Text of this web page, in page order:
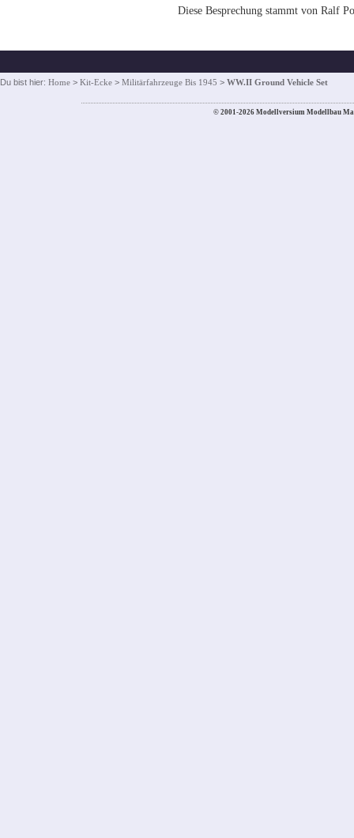
Diese Besprechung stammt von Ralf
Du bist hier: Home > Kit-Ecke > Militärfahrzeuge Bis 1945 > WW.II Ground Vehicle Set
© 2001-2026 Modellversium Modellbau